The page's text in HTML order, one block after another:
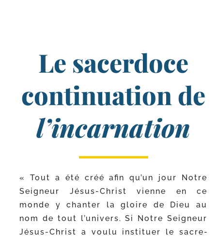
Le sacerdoce
continuation de
l’incarnation
« Tout a été créé afin qu’un jour Notre
Seigneur Jésus-​Christ vienne en ce
monde y chan­ter la gloire de Dieu au
nom de tout l’univers. Si Notre Seigneur
Jésus-​Christ a vou­lu ins­ti­tuer le sacre­